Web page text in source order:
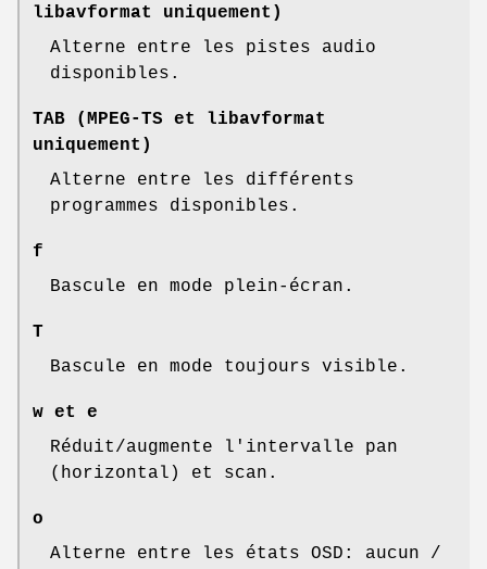
libavformat uniquement)
Alterne entre les pistes audio
disponibles.
TAB (MPEG-TS et libavformat
uniquement)
Alterne entre les différents
programmes disponibles.
f
Bascule en mode plein-écran.
T
Bascule en mode toujours visible.
w et e
Réduit/augmente l'intervalle pan
(horizontal) et scan.
o
Alterne entre les états OSD: aucun /